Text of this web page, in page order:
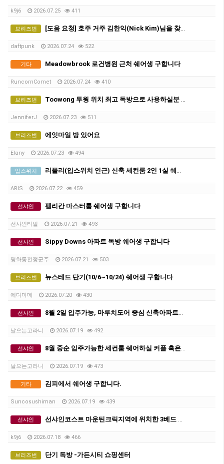
k9j6 2026.07.25 411
브리즈번 [도움 요청] 호주 거주 김한익(Nick Kim)님을 찾고 있습니다 — 결정적 정보 제공 시 사례하겠습니다
daftpunk 2026.07.24 522
기타 Meadowbrook 로건병원 근처 쉐어생 구합니다
RuncornComet 2026.07.24 410
브리즈번 Toowong 투웡 위치 최고 독방으로 사용하실분 여성 1인 또는 2인 (즉시)
JenniferJ 2026.07.23 511
브리즈번 에잇마일 방 있어요
Elany 2026.07.23 494
입스위치 리플리(입스위치 인근) 신축 세컨룸 2인 1실 쉐어생 구인합니다!
ARIS 2026.07.22 459
선샤인 펠리칸 마스터룸 쉐어생 구합니다
선샤인타일 2026.07.21 493
선샤인 Sippy Downs 아파트 독방 쉐어생 구합니다
평화동전쟁군주 2026.07.21 503
브리즈번 뉴스테드 단기(10/6~10/24) 쉐어생 구합니다
에다마메 2026.07.20 430
선샤인 8월 2일 입주가능, 마루치도어 중심 신축아파트에서 세컨룸 쉐어하실 커플 혹은 2인 쉐어생 구합니다.
날으는고라니 2026.07.19 492
선샤인 8월 중순 입주가능한 세컨룸 쉐어하실 커플 혹은 2인 쉐어생 구합니다.
날으는고라니 2026.07.19 473
기타 김피에서 쉐어생 구합니다.
Suncosushiman 2026.07.19 439
선샤인 선샤인코스트 마운틴크릭지역에 위치한 3베드 2베스룸 하우스 마스터룸 단기쉐어하실 분을 구합니다. 8/11부터 9/10까지
k9j6 2026.07.18 466
브리즈번 단기 독방 -가든시티 쇼핑센터